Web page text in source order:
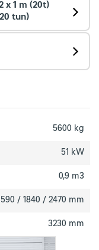
x 1 m (20t)
tun)
5600 kg
51 kW
0,9 m3
/ 1840 / 2470 mm
3230 mm